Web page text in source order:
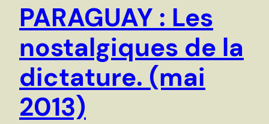
PARAGUAY : Les
nostalgiques de la
dictature. (mai
2013)